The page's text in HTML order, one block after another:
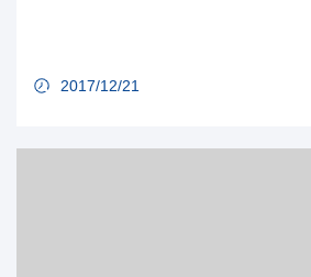
2017/12/21